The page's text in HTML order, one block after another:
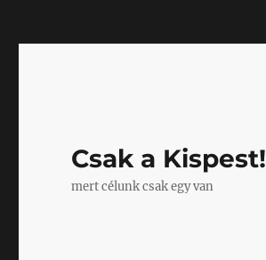
Csak a Kispest!
mert célunk csak egy van